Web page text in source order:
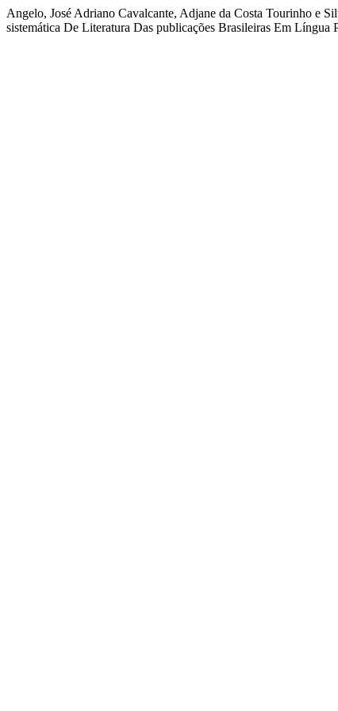
Angelo, José Adriano Cavalcante, Adjane da Costa Tourinho e
sistemática De Literatura Das publicações Brasileiras Em Língua